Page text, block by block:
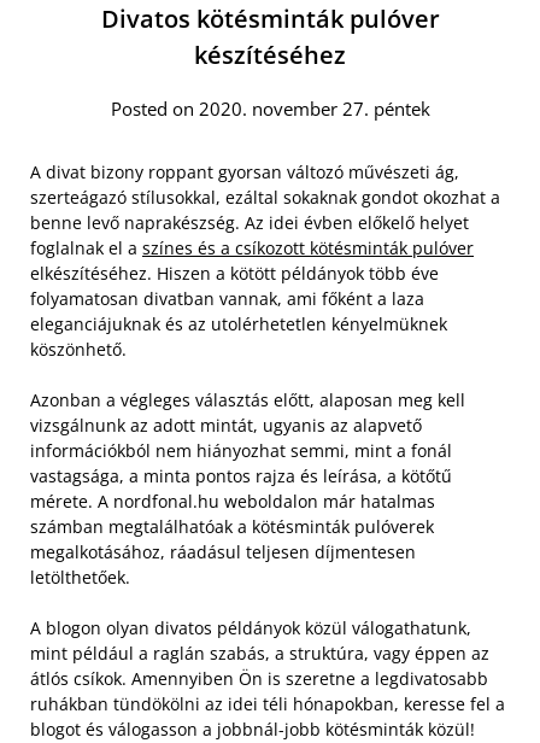
Divatos kötésminták pulóver
készítéséhez
Posted on 2020. november 27. péntek
A divat bizony roppant gyorsan változó művészeti ág,
szerteágazó stílusokkal, ezáltal sokaknak gondot okozhat a
benne levő naprakészség. Az idei évben előkelő helyet
foglalnak el a színes és a csíkozott kötésminták pulóver
elkészítéséhez. Hiszen a kötött példányok több éve
folyamatosan divatban vannak, ami főként a laza
eleganciájuknak és az utolérhetetlen kényelmüknek
köszönhető.
Azonban a végleges választás előtt, alaposan meg kell
vizsgálnunk az adott mintát, ugyanis az alapvető
információkból nem hiányozhat semmi, mint a fonál
vastagsága, a minta pontos rajza és leírása, a kötőtű
mérete. A nordfonal.hu weboldalon már hatalmas
számban megtalálhatóak a kötésminták pulóverek
megalkotásához, ráadásul teljesen díjmentesen
letölthetőek.
A blogon olyan divatos példányok közül válogathatunk,
mint például a raglán szabás, a struktúra, vagy éppen az
átlós csíkok. Amennyiben Ön is szeretne a legdivatosabb
ruhákban tündökölni az idei téli hónapokban, keresse fel a
blogot és válogasson a jobbnál-jobb kötésminták közül!